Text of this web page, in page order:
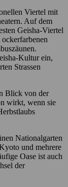
Viertel mit
Auf dem
Geisha-Viertel
Kultur ein,
Strassen
Blick von der
wirkt, wenn sie
Nationalgarten
und mehrere
Oase ist auch
der